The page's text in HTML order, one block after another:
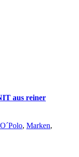
aus reiner
, Marken,